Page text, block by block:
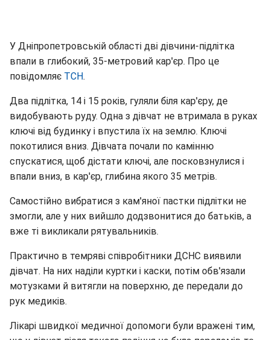
У Дніпропетровській області дві дівчини-підлітка
впали в глибокий, 35-метровий кар'єр. Про це
повідомляє ТСН.
Два підлітка, 14 і 15 років, гуляли біля кар'єру, де
видобувають руду. Одна з дівчат не втримала в руках
ключі від будинку і впустила їх на землю. Ключі
покотилися вниз. Дівчата почали по камінню
спускатися, щоб дістати ключі, але посковзнулися і
впали вниз, в кар'єр, глибина якого 35 метрів.
Самостійно вибратися з кам'яної пастки підлітки не
змогли, але у них вийшло додзвонитися до батьків, а
вже ті викликали рятувальників.
Практично в темряві співробітники ДСНС виявили
дівчат. На них наділи куртки і каски, потім обв'язали
мотузками й витягли на поверхню, де передали до
рук медиків.
Лікарі швидкої медичної допомоги були вражені тим,